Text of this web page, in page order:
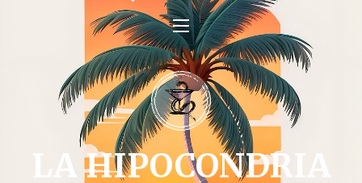
LA HIPOCONDRIA